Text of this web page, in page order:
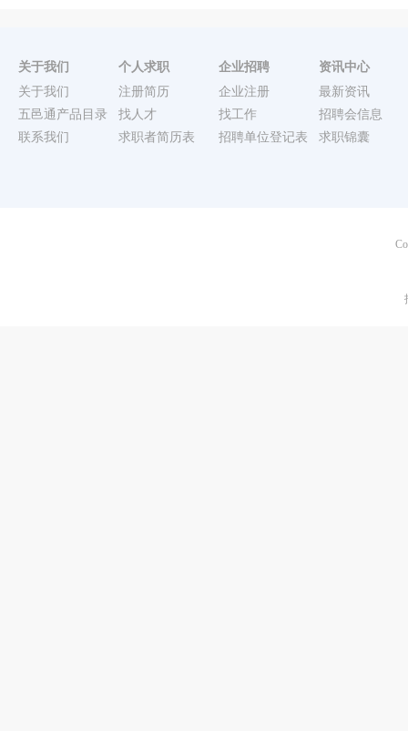
关于我们
关于我们
五邑通产品目录
联系我们
个人求职
注册简历
找人才
求职者简历表
企业招聘
企业注册
找工作
招聘单位登记表
资讯中心
最新资讯
招聘会信息
求职锦囊